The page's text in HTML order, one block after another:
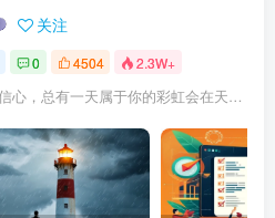
关注
0 4504 2.3W+
请对梦想充满信心，总有一天属于你的彩虹会在天空微笑